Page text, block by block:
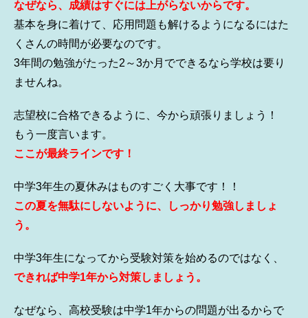
なぜなら、成績はすぐには上がらないからです。
基本を身に着けて、応用問題も解けるようになるにはた
くさんの時間が必要なのです。
3年間の勉強がたった2～3か月でできるなら学校は要り
ませんね。
志望校に合格できるように、今から頑張りましょう！
もう一度言います。
ここが最終ラインです！
中学3年生の夏休みはものすごく大事です！！
この夏を無駄にしないように、しっかり勉強しましょ
う。
中学3年生になってから受験対策を始めるのではなく、
できれば中学1年から対策しましょう。
なぜなら、高校受験は中学1年からの問題が出るからで